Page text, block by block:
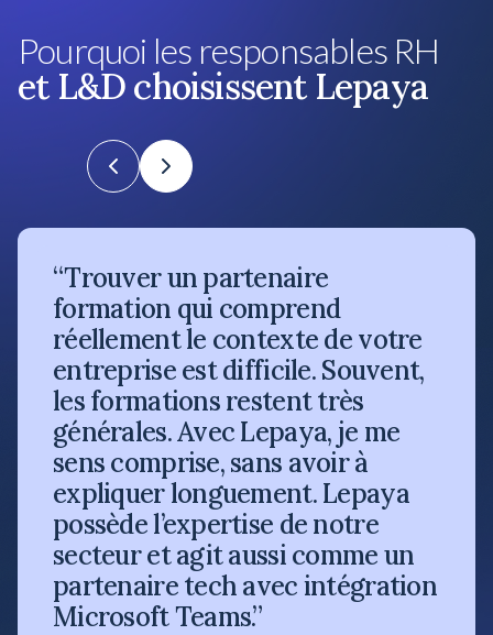
Pourquoi les responsables RH
et L&D choisissent Lepaya
“Trouver un partenaire
formation qui comprend
réellement le contexte de votre
entreprise est difficile. Souvent,
les formations restent très
générales. Avec Lepaya, je me
sens comprise, sans avoir à
expliquer longuement. Lepaya
possède l’expertise de notre
secteur et agit aussi comme un
partenaire tech avec intégration
Microsoft Teams.”